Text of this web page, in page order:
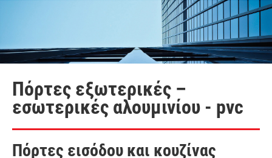
Πόρτες εξωτερικές –
εσωτερικές αλουμινίου - pvc
Πόρτες εισόδου και κουζίνας